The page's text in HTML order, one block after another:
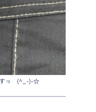
すっ (^_-)-☆